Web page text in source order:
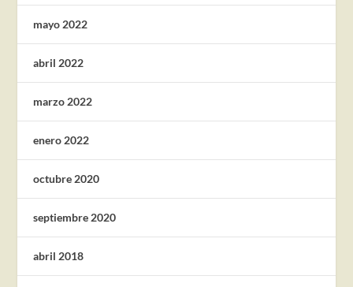
mayo 2022
abril 2022
marzo 2022
enero 2022
octubre 2020
septiembre 2020
abril 2018